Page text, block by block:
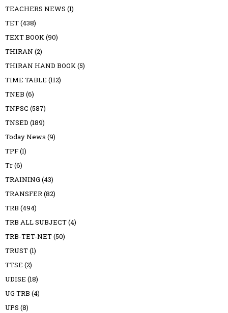
TEACHERS NEWS (1)
TET(438)
TEXT BOOK(90)
THIRAN (2)
THIRAN HAND BOOK(5)
TIME TABLE (112)
TNEB (6)
TNPSC (587)
TNSED (189)
Today News (9)
TPF(1)
Tr(6)
TRAINING (43)
TRANSFER(82)
TRB (494)
TRB ALL SUBJECT(4)
TRB-TET-NET(50)
TRUST(1)
TTSE (2)
UDISE (18)
UG TRB (4)
UPS (8)